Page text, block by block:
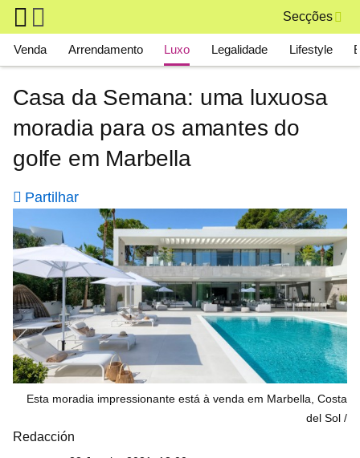
Skip to main content
Secções
Main navigation
Venda Arrendamento Luxo Legalidade Lifestyle
Casa da Semana: uma luxuosa
moradia para os amantes do
golfe em Marbella
Partilhar
Esta moradia impressionante está à venda em Marbella, Costa
del Sol
Redacción